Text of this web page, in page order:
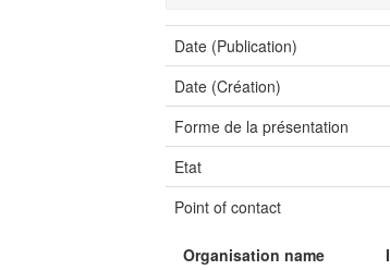
Date (Publication)
Date (Création)
Forme de la présentation
Etat
Point of contact
Organisation name